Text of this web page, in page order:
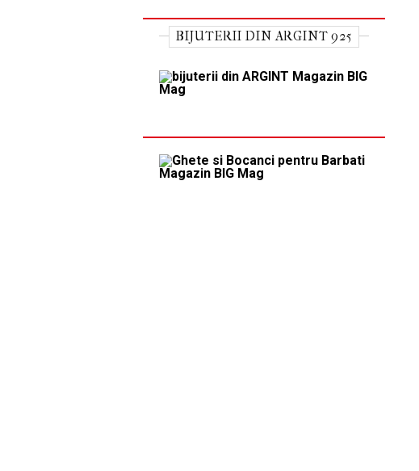
BIJUTERII DIN ARGINT 925